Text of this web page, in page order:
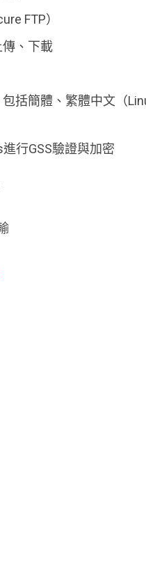
FTP）
、下載
括簡體、繁體中文（
行GSS驗證與加密